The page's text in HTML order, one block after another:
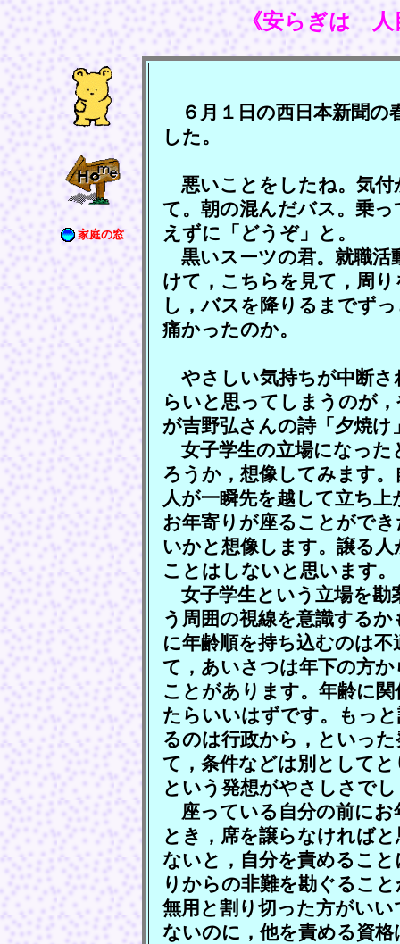
《安らぎは 人
家庭の窓
６月１日の西日本新聞の
した。
悪いことをしたね。気付
て。朝の混んだバス。乗
えずに「どうぞ」と。
黒いスーツの君。就職活
けて，こちらを見て，周
し，バスを降りるまでず
痛かったのか。
やさしい気持ちが中断さ
らいと思ってしまうのが
が吉野弘さんの詩「夕焼
女子学生の立場になった
ろうか，想像してみます
人が一瞬先を越して立ち
お年寄りが座ることがで
いかと想像します。譲る
ことはしないと思います。
女子学生という立場を勘
う周囲の視線を意識する
に年齢順を持ち込むのは
て，あいさつは年下の方
ことがあります。年齢に
たらいいはずです。もっ
るのは行政から，といっ
て，条件などは別として
という発想がやさしさで
座っている自分の前にお
とき，席を譲らなければ
ないと，自分を責めるこ
りからの非難を勘ぐるこ
無用と割り切った方がい
ないのに，他を責める資